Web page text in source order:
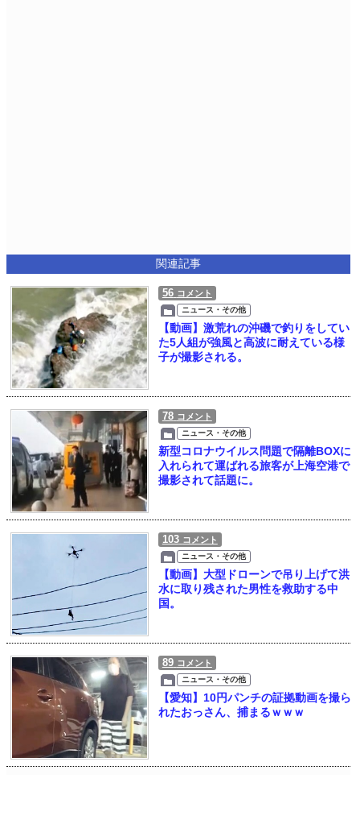
関連記事
56 コメント
ニュース・その他
【動画】激荒れの沖磯で釣りをしてい
た5人組が強風と高波に耐えている様
子が撮影される。
78 コメント
ニュース・その他
新型コロナウイルス問題で隔離BOXに
入れられて運ばれる旅客が上海空港で
撮影されて話題に。
103 コメント
ニュース・その他
【動画】大型ドローンで吊り上げて洪
水に取り残された男性を救助する中
国。
89 コメント
ニュース・その他
【愛知】10円パンチの証拠動画を撮ら
れたおっさん、捕まるｗｗｗ